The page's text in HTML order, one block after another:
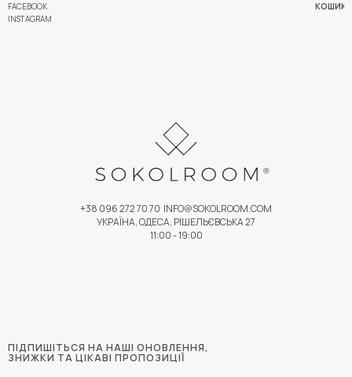
FACEBOOK КОШИК
ПІДПИШІТЬСЯ НА НАШІ ОНОВЛЕННЯ,
ЗНИЖКИ ТА ЦІКАВІ ПРОПОЗИЦІЇ
+38 096 272 70 70 INFO@SOKOLROOM.COM
УКРАЇНА, ОДЕСА, РІШЕЛЬЄВСЬКА 27
11:00 - 19:00
INSTAGRAM